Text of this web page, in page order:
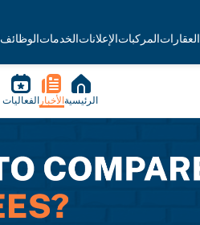
العقاراتالمركباتالإعلاناتالخدماتالوظائف
الرئيسية الأخبار الفعاليات